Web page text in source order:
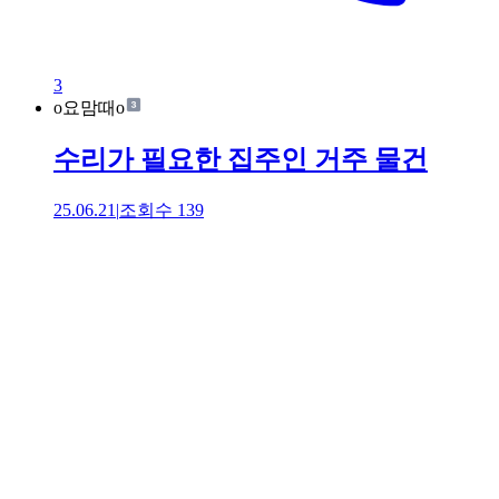
3
o요맘때o
수리가 필요한 집주인 거주 물건
25.06.21 |조회수 139